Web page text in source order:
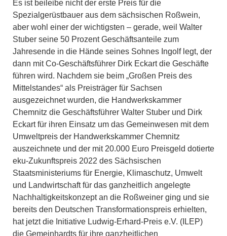
Es ist beileibe nicht der erste Preis für die
Spezialgerüstbauer aus dem sächsischen Roßwein,
aber wohl einer der wichtigsten – gerade, weil Walter
Stuber seine 50 Prozent Geschäftsanteile zum
Jahresende in die Hände seines Sohnes Ingolf legt, der
dann mit Co-Geschäftsführer Dirk Eckart die Geschäfte
führen wird. Nachdem sie beim „Großen Preis des
Mittelstandes“ als Preisträger für Sachsen
ausgezeichnet wurden, die Handwerkskammer
Chemnitz die Geschäftsführer Walter Stuber und Dirk
Eckart für ihren Einsatz um das Gemeinwesen mit dem
Umweltpreis der Handwerkskammer Chemnitz
auszeichnete und der mit 20.000 Euro Preisgeld dotierte
eku-Zukunftspreis 2022 des Sächsischen
Staatsministeriums für Energie, Klimaschutz, Umwelt
und Landwirtschaft für das ganzheitlich angelegte
Nachhaltigkeitskonzept an die Roßweiner ging und sie
bereits den Deutschen Transformationspreis erhielten,
hat jetzt die Initiative Ludwig-Erhard-Preis e.V. (ILEP)
die Gemeinhardts für ihre ganzheitlichen